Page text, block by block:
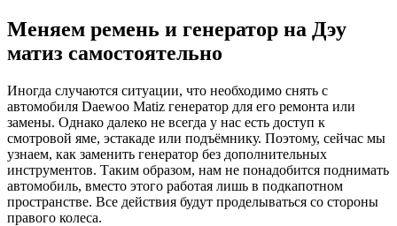
Меняем ремень и генератор на Дэу
матиз самостоятельно
Иногда случаются ситуации, что необходимо снять с
автомобиля Daewoo Matiz генератор для его ремонта или
замены. Однако далеко не всегда у нас есть доступ к
смотровой яме, эстакаде или подъёмнику. Поэтому, сейчас мы
узнаем, как заменить генератор без дополнительных
инструментов. Таким образом, нам не понадобится поднимать
автомобиль, вместо этого работая лишь в подкапотном
пространстве. Все действия будут проделываться со стороны
правого колеса.